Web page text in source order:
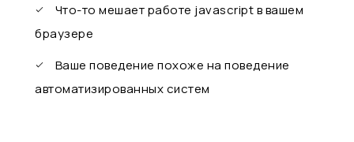
Что-то мешает работе javascript в вашем
браузере
Ваше поведение похоже на поведение
автоматизированных систем